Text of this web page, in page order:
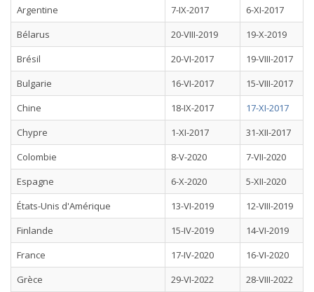
Argentine
7-IX-2017
6-XI-2017
Bélarus
20-VIII-2019
19-X-2019
Brésil
20-VI-2017
19-VIII-2017
Bulgarie
16-VI-2017
15-VIII-2017
Chine
18-IX-2017
17-XI-2017
Chypre
1-XI-2017
31-XII-2017
Colombie
8-V-2020
7-VII-2020
Espagne
6-X-2020
5-XII-2020
États-Unis d'Amérique
13-VI-2019
12-VIII-2019
Finlande
15-IV-2019
14-VI-2019
France
17-IV-2020
16-VI-2020
Grèce
29-VI-2022
28-VIII-2022